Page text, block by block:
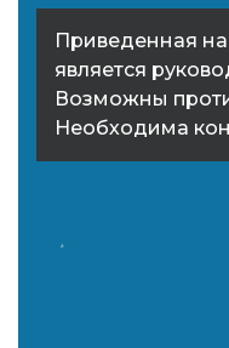
Приведенная
является
Возможны
Необходима